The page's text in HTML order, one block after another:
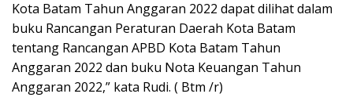
Kota Batam Tahun Anggaran 2022 dapat dilihat dalam
buku Rancangan Peraturan Daerah Kota Batam
tentang Rancangan APBD Kota Batam Tahun
Anggaran 2022 dan buku Nota Keuangan Tahun
Anggaran 2022,” kata Rudi. ( Btm /r)